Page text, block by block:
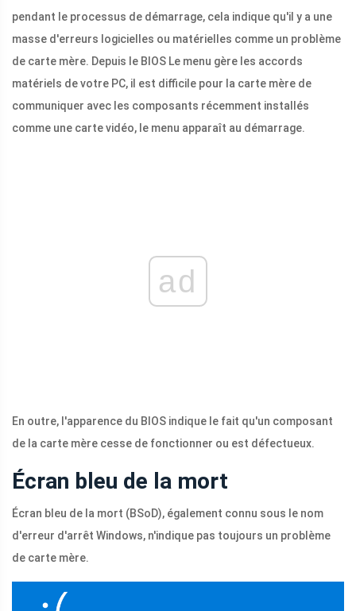
pendant le processus de démarrage, cela indique qu'il y a une
masse d'erreurs logicielles ou matérielles comme un problème
de carte mère. Depuis le BIOS Le menu gère les accords
matériels de votre PC, il est difficile pour la carte mère de
communiquer avec les composants récemment installés
comme une carte vidéo, le menu apparaît au démarrage.
ad
En outre, l'apparence du BIOS indique le fait qu'un composant
de la carte mère cesse de fonctionner ou est défectueux.
Écran bleu de la mort
Écran bleu de la mort (BSoD), également connu sous le nom
d'erreur d'arrêt Windows, n'indique pas toujours un problème
de carte mère.